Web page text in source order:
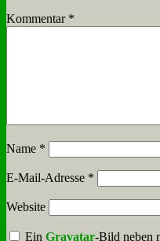
Kommentar *
Name *
E-Mail-Adresse *
Website
EinGravatar-Bild neben